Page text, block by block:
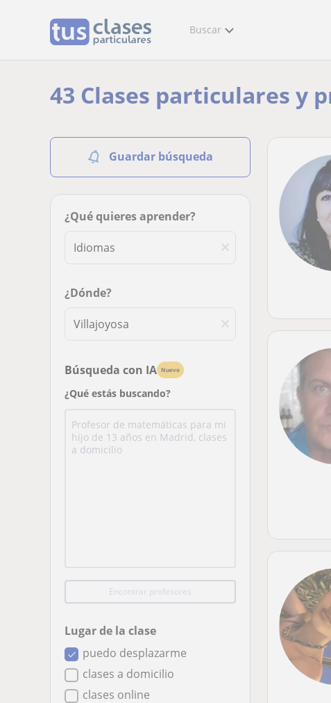
Buscar
43 Clases particulares y
Guardar búsqueda
¿Qué quieres aprender?
¿Dónde?
Búsqueda con IA Nuevo
¿Qué estás buscando?
Encontrar profesores
Lugar de la clase
puedo desplazarme
clases a domicilio
clases online